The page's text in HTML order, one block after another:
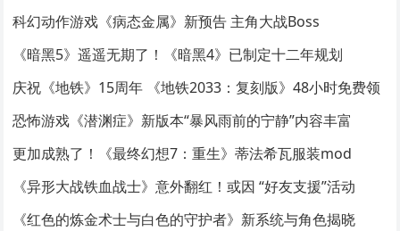
科幻动作游戏《病态金属》新预告 主角大战Boss
《暗黑5》遥遥无期了！《暗黑4》已制定十二年规划
庆祝《地铁》15周年 《地铁2033：复刻版》48小时免费领
恐怖游戏《潜渊症》新版本“暴风雨前的宁静”内容丰富
更加成熟了！《最终幻想7：重生》蒂法希瓦服装mod
《异形大战铁血战士》意外翻红！或因 “好友支援”活动
《红色的炼金术士与白色的守护者》新系统与角色揭晓